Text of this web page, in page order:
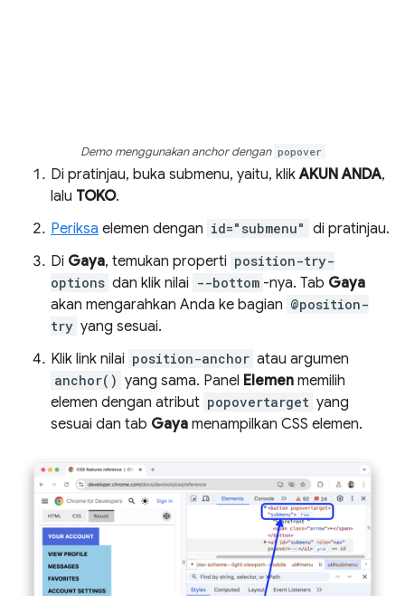
Demo menggunakan anchor dengan popover
Di pratinjau, buka submenu, yaitu, klikAKUN ANDA,
lalu TOKO.
Periksa elemen dengan id="submenu" di pratinjau.
Di Gaya, temukan properti position-try-
options dan klik nilai --bottom -nya. Tab Gaya
akan mengarahkan Anda ke bagian @position-
try yang sesuai.
Klik link nilai position-anchor atau argumen
anchor() yang sama. Panel Elemen memilih
elemen dengan atribut popovertarget yang
sesuai dan tab Gaya menampilkan CSS elemen.